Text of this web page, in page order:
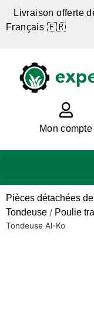
Livraison offerte
Français 🇫🇷
Mon compte
Pièces détachées
Tondeuse / Poulie
Tondeuse Al-Ko